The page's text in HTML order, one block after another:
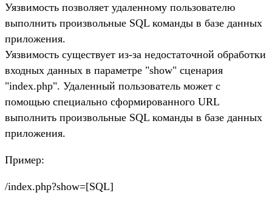
Уязвимость позволяет удаленному пользователю
выполнить произвольные SQL команды в базе данных
приложения.
Уязвимость существует из-за недостаточной обработки
входных данных в параметре "show" сценария
"index.php". Удаленный пользователь может с
помощью специально сформированного URL
выполнить произвольные SQL команды в базе данных
приложения.
Пример:
/index.php?show=[SQL]